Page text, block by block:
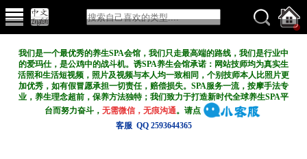
我们是一个最优秀的养生SPA会馆，我们只走最高端的路线，我们是行业中
的爱玛仕，是公鸡中的战斗机。诱SPA养生会馆承诺：网站技师均为真实生
活照和生活短视频，照片及视频与本人均一致相同，个别技师本人比照片更
加优秀，如有假冒愿承担一切责任，赔偿损失。SPA服务一流，按摩手法专
业，养生理念超前，保养方法独特；我们致力于打造新时代全球养生SPA平
台而努力奋斗，无需微信，无痕沟通。请点
客服 QQ 2593644365